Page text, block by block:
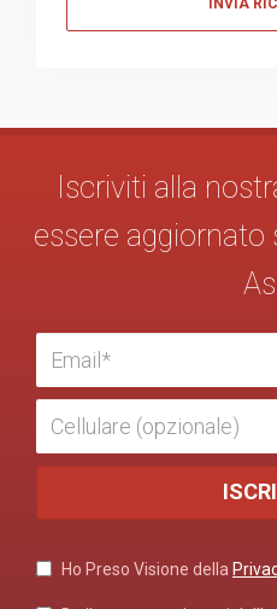
Iscriviti alla
essere
Ho Preso Visione della